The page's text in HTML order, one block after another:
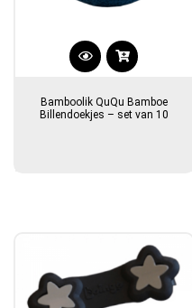
Bamboolik QuQu Bamboe
Billendoekjes – set van 10